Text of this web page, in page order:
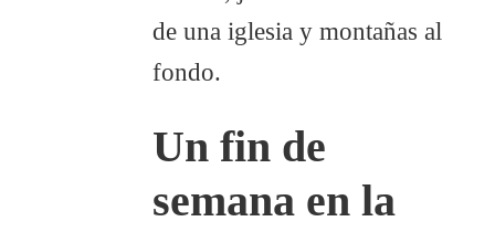
Un fin de
semana en la